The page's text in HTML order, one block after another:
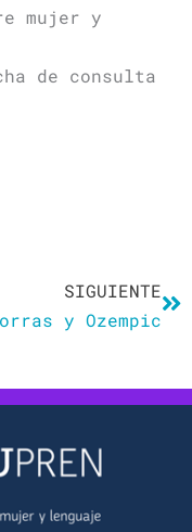
mujer y
de consulta
SIGUIENTE
y Ozempic